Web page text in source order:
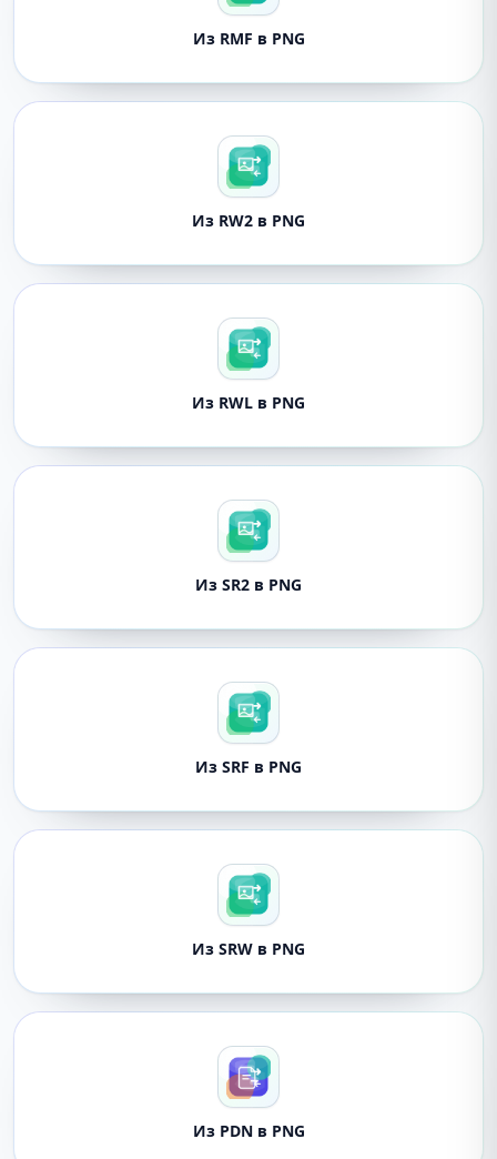
Из RMF в PNG
Из RW2 в PNG
Из RWL в PNG
Из SR2 в PNG
Из SRF в PNG
Из SRW в PNG
Из PDN в PNG